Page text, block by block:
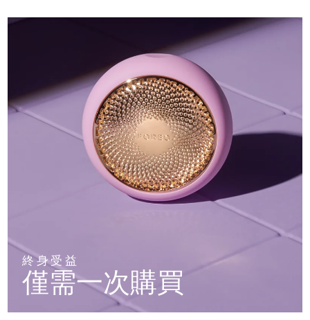
終身受益
僅需一次購買